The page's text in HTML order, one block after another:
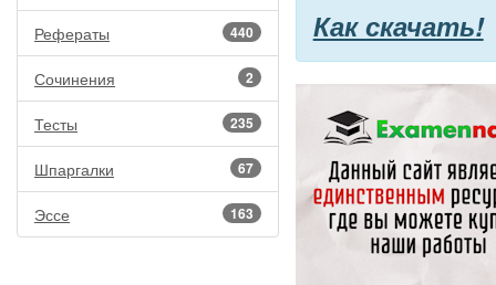
440
Рефераты
2
Сочинения
235
Тесты
67
Шпаргалки
163
Эссе
Как скачать!